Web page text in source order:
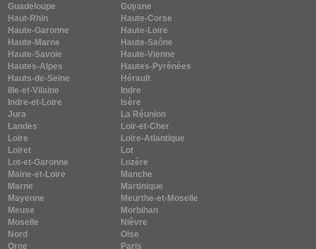
Guadeloupe
Guyane
Haut-Rhin
Haute-Corse
Haute-Garonne
Haute-Loire
Haute-Marne
Haute-Saône
Haute-Savoie
Haute-Vienne
Hautes-Alpes
Hautes-Pyrénées
Hauts-de-Seine
Hérault
Ille-et-Vilaine
Indre
Indre-et-Loire
Isère
Jura
La Réunion
Landes
Loir-et-Cher
Loire
Loire-Atlantique
Loiret
Lot
Lot-et-Garonne
Lozère
Maine-et-Loire
Manche
Marne
Martinique
Mayenne
Meurthe-et-Moselle
Meuse
Morbihan
Moselle
Nièvre
Nord
Oise
Orne
Paris